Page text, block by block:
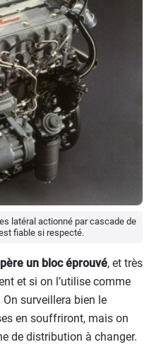
latéral actionné par cascade de
fiable si respecté.
un bloc éprouvé, et très
et si on l’utilise comme
surveillera bien le
en souffriront, mais on
de distribution à changer.